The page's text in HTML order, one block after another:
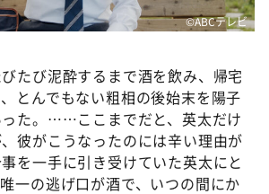
©️ABCテレビ
たび泥酔するまで酒を飲み、帰宅
とんでもない粗相の後始末を陽子
った。……ここまでだと、英太だけ
彼がこうなったのには辛い理由が
を一手に引き受けていた英太にと
一の逃げ口が酒で、いつの間にか